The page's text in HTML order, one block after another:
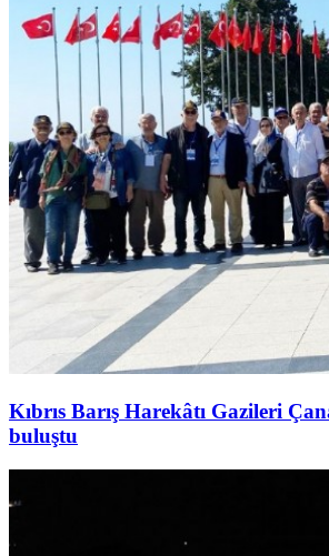
Kıbrıs Barış Harekâtı Gazileri
buluştu